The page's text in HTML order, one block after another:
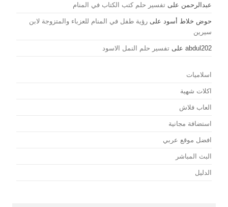
عبدالرحمن على تفسير حلم كتب الكتاب في المنام
حوض خلاط أسود على رؤية طفل في المنام للعزباء والمتزوجة لابن
سيرين
abdul202 على تفسير حلم النمل الاسود
اسلاميات
اكلات شهية
العاب فلاش
استضافة مجانية
افضل موقع عربي
البث المباشر
الدليل